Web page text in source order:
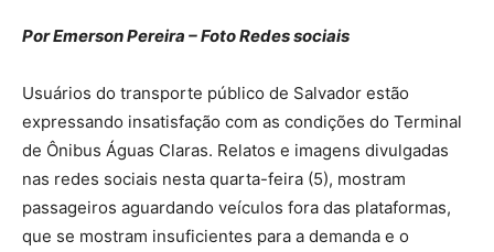
Por Emerson Pereira – Foto Redes sociais
Usuários do transporte público de Salvador estão
expressando insatisfação com as condições do Terminal
de Ônibus Águas Claras. Relatos e imagens divulgadas
nas redes sociais nesta quarta-feira (5), mostram
passageiros aguardando veículos fora das plataformas,
que se mostram insuficientes para a demanda e o